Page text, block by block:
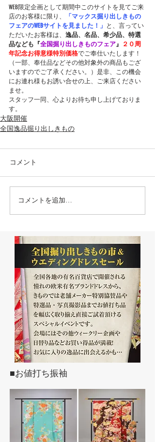
WEB限定企画として期間中このサイトを見てご来
店のお客様に限り、
「マックス掘り出しきもの
フェアのWEBサイトを見ました！」 と、言ってい
ただいたお客様は、 逸品、名品、希少品、特選
品なども『全国掘り出しきものフェア 』
２０周
年記念お得意様特別価格でご奉仕いたします！
（一部、奉仕品などその他対象外の商品もござ
いますのでご了承ください。）是非、この機会
にお連れ様もお誘い合せの上、ご来店ください
ませ。
スタッフ一同、心よりお待ち申し上げておりま
す。
大阪開催
全国逸品掘り出しきもの
コメント
コメントを追加…
■お値打ち振袖